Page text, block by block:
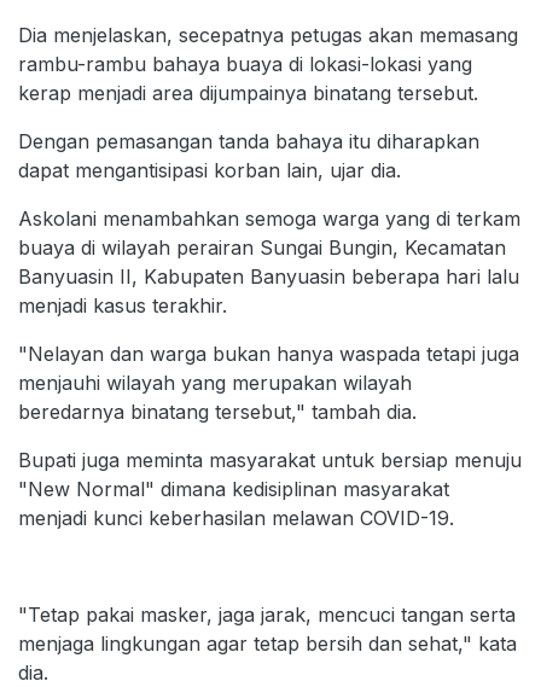
Dia menjelaskan, secepatnya petugas akan memasang
rambu-rambu bahaya buaya di lokasi-lokasi yang
kerap menjadi area dijumpainya binatang tersebut.
Dengan pemasangan tanda bahaya itu diharapkan
dapat mengantisipasi korban lain, ujar dia.
Askolani menambahkan semoga warga yang di terkam
buaya di wilayah perairan Sungai Bungin, Kecamatan
Banyuasin II, Kabupaten Banyuasin beberapa hari lalu
menjadi kasus terakhir.
"Nelayan dan warga bukan hanya waspada tetapi juga
menjauhi wilayah yang merupakan wilayah
beredarnya binatang tersebut," tambah dia.
Bupati juga meminta masyarakat untuk bersiap menuju
"New Normal" dimana kedisiplinan masyarakat
menjadi kunci keberhasilan melawan COVID-19.
"Tetap pakai masker, jaga jarak, mencuci tangan serta
menjaga lingkungan agar tetap bersih dan sehat," kata
dia.